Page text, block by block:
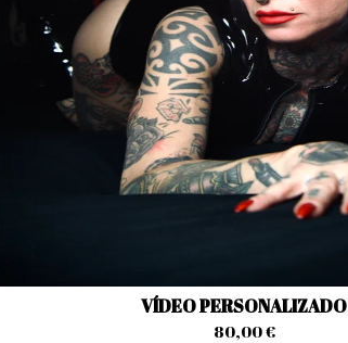
VÍDEO PERSONALIZADO
80,00€